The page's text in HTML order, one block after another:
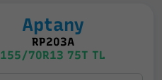
Aptany
RP203A
155/70R13 75T TL